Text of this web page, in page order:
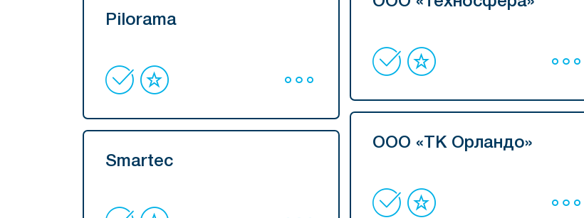
Pilorama
Smartec
ООО «ТК Орландо»